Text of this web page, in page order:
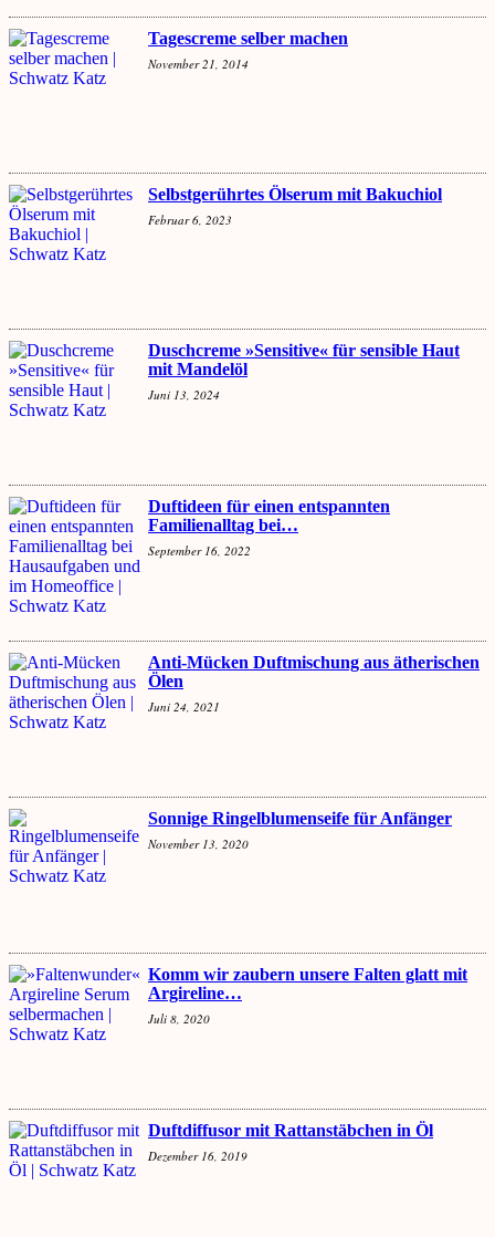
Tagescreme selber machen
November 21, 2014
Selbstgerührtes Ölserum mit Bakuchiol
Februar 6, 2023
Duschcreme »Sensitive« für sensible Haut
mit Mandelöl
Juni 13, 2024
Duftideen für einen entspannten
Familienalltag bei…
September 16, 2022
Anti-Mücken Duftmischung aus ätherischen
Ölen
Juni 24, 2021
Sonnige Ringelblumenseife für Anfänger
November 13, 2020
Komm wir zaubern unsere Falten glatt mit
Argireline…
Juli 8, 2020
Duftdiffusor mit Rattanstäbchen in Öl
Dezember 16, 2019